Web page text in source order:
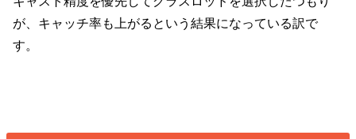
が、キャッチ率も上がるという結果になっている訳で
す。